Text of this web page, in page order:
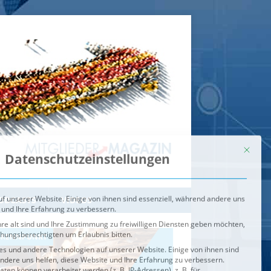
VIDEOS
unserer Website. Einige von ihnen sind essenziell, während andere uns
Ihre Erfahrung zu verbessern.
alt sind und Ihre Zustimmung zu freiwilligen Diensten geben möchten,
um Erlaubnis bitten.
und andere Technologien auf unserer Website. Einige von ihnen sind
uns helfen, diese Website und Ihre Erfahrung zu verbessern.
können verarbeitet werden (z. B. IP-Adressen), z. B. für
und Inhalte oder Anzeigen- und Inhaltsmessung.
Verwendung Ihrer Daten finden Sie in unsererDatenschutzerklärung
Service-Gruppen, für die eine Einwilligung erteilt werden
Externe Medien
Speichern
Alle akzeptieren